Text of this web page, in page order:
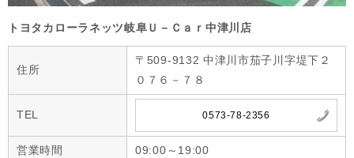
トヨタカローラネッツ岐阜Ｕ－Ｃａｒ中津川店
住所
〒509-9132 中津川市茄子川字堤下２
０７６－７８
TEL 0573-78-2356
営業時間 09:00～19:00